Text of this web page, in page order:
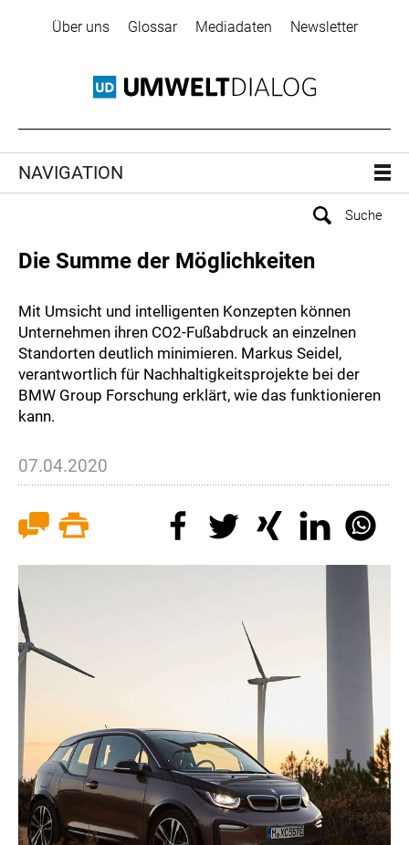
Über uns Glossar Mediadaten Newsletter
NAVIGATION
Die Summe der Möglichkeiten
Mit Umsicht und intelligenten Konzepten können
Unternehmen ihren CO2-Fußabdruck an einzelnen
Standorten deutlich minimieren. Markus Seidel,
verantwortlich für Nachhaltigkeitsprojekte bei der
BMW Group Forschung erklärt, wie das funktionieren
kann.
07.04.2020